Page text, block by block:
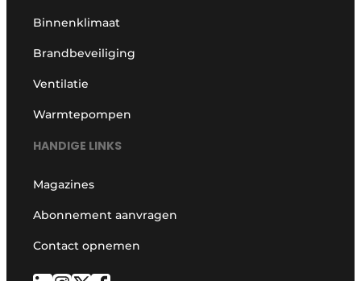
Binnenklimaat
Brandbeveiliging
Ventilatie
Warmtepompen
HANDIGE LINKS
Magazines
Abonnement aanvragen
Contact opnemen